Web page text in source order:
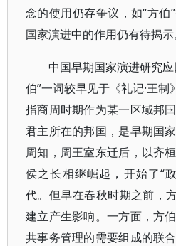
念的使用仍存争议，如“方伯
国家演进中的作用仍有待揭示
中国早期国家演进研究
伯”一词较早见于《礼记·王制
指商周时期作为某一区域邦
君主所在的邦国，是早期国
周知，周王室东迁后，以齐
侯之长相继崛起，开始了“
代。但早在春秋时期之前，
建立产生影响。一方面，方
共事务管理的需要组成的联